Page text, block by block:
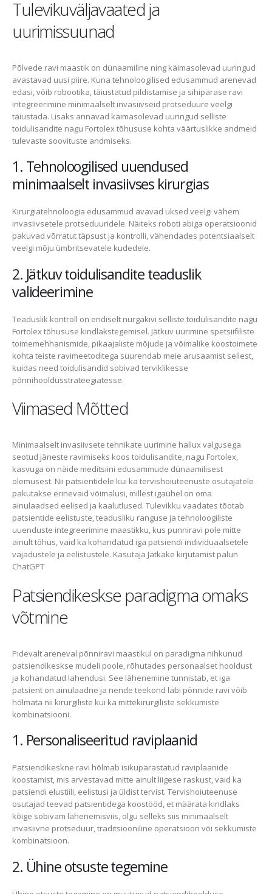
Tulevikuväljavaated ja
uurimissuunad
Põlvede ravi maastik on dünaamiline ning käimasolevad uuringud
avastavad uusi piire. Kuna tehnoloogilised edusammud arenevad
edasi, võib robootika, täiustatud pildistamise ja sihipärase ravi
integreerimine minimaalselt invasiivseid protseduure veelgi
täiustada. Lisaks annavad käimasolevad uuringud selliste
toidulisandite nagu Fortolex tõhususe kohta väärtuslikke andmeid
tulevaste soovituste andmiseks.
1. Tehnoloogilised uuendused
minimaalselt invasiivses kirurgias
Kirurgiatehnoloogia edusammud avavad uksed veelgi vähem
invasiivsetele protseduuridele. Näiteks roboti abiga operatsioonid
pakuvad võrratut täpsust ja kontrolli, vähendades potentsiaalselt
veelgi mõju ümbritsevatele kudedele.
2. Jätkuv toidulisandite teaduslik
valideerimine
Teaduslik kontroll on endiselt nurgakivi selliste toidulisandite nagu
Fortolex tõhususe kindlakstegemisel. Jätkuv uurimine spetsiifiliste
toimemehhanismide, pikaajaliste mõjude ja võimalike koostoimete
kohta teiste ravimeetoditega suurendab meie arusaamist sellest,
kuidas need toidulisandid sobivad terviklikesse
põnnihooldusstrateegiatesse.
Viimased Mõtted
Minimaalselt invasiivsete tehnikate uurimine hallux valgusega
seotud jäneste ravimiseks koos toidulisandite, nagu Fortolex,
kasvuga on näide meditsiini edusammude dünaamilisest
olemusest. Nii patsientidele kui ka tervishoiuteenuste osutajatele
pakutakse erinevaid võimalusi, millest igaühel on oma
ainulaadsed eelised ja kaalutlused. Tulevikku vaadates tõotab
patsientide eelistuste, teadusliku ranguse ja tehnoloogiliste
uuenduste integreerimine maastikku, kus punniravi pole mitte
ainult tõhus, vaid ka kohandatud iga patsiendi individuaalsetele
vajadustele ja eelistustele. Kasutaja Jätkake kirjutamist palun
ChatGPT
Patsiendikeskse paradigma omaks
võtmine
Pidevalt areneval põnniravi maastikul on paradigma nihkunud
patsiendikeskse mudeli poole, rõhutades personaalset hooldust
ja kohandatud lahendusi. See lähenemine tunnistab, et iga
patsient on ainulaadne ja nende teekond läbi põnnide ravi võib
hõlmata nii kirurgiliste kui ka mittekirurgiliste sekkumiste
kombinatsiooni.
1. Personaliseeritud raviplaanid
Patsiendikeskne ravi hõlmab isikupärastatud raviplaanide
koostamist, mis arvestavad mitte ainult liigese raskust, vaid ka
patsiendi elustiili, eelistusi ja üldist tervist. Tervishoiuteenuse
osutajad teevad patsientidega koostööd, et määrata kindlaks
kõige sobivam lähenemisviis, olgu selleks siis minimaalselt
invasiivne protseduur, traditsiooniline operatsioon või sekkumiste
kombinatsioon.
2. Ühine otsuste tegemine